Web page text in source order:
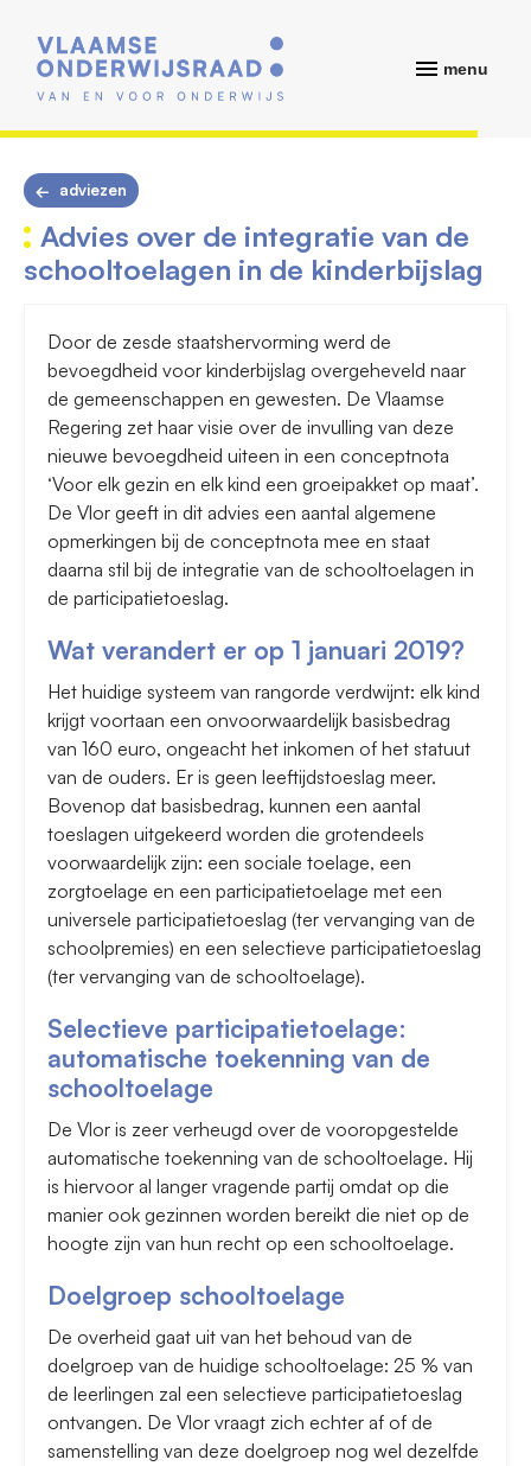
menu
adviezen
Advies over de integratie van de
schooltoelagen in de kinderbijslag
Door de zesde staatshervorming werd de
bevoegdheid voor kinderbijslag overgeheveld naar
de gemeenschappen en gewesten. De Vlaamse
Regering zet haar visie over de invulling van deze
nieuwe bevoegdheid uiteen in een conceptnota
‘Voor elk gezin en elk kind een groeipakket op maat’.
De Vlor geeft in dit advies een aantal algemene
opmerkingen bij de conceptnota mee en staat
daarna stil bij de integratie van de schooltoelagen in
de participatietoeslag.
Wat verandert er op 1 januari 2019?
Het huidige systeem van rangorde verdwijnt: elk kind
krijgt voortaan een onvoorwaardelijk basisbedrag
van 160 euro, ongeacht het inkomen of het statuut
van de ouders. Er is geen leeftijdstoeslag meer.
Bovenop dat basisbedrag, kunnen een aantal
toeslagen uitgekeerd worden die grotendeels
voorwaardelijk zijn: een sociale toelage, een
zorgtoelage en een participatietoelage met een
universele participatietoeslag (ter vervanging van de
schoolpremies) en een selectieve participatietoeslag
(ter vervanging van de schooltoelage).
Selectieve participatietoelage:
automatische toekenning van de
schooltoelage
De Vlor is zeer verheugd over de vooropgestelde
automatische toekenning van de schooltoelage. Hij
is hiervoor al langer vragende partij omdat op die
manier ook gezinnen worden bereikt die niet op de
hoogte zijn van hun recht op een schooltoelage.
Doelgroep schooltoelage
De overheid gaat uit van het behoud van de
doelgroep van de huidige schooltoelage: 25 % van
de leerlingen zal een selectieve participatietoeslag
ontvangen. De Vlor vraagt zich echter af of de
samenstelling van deze doelgroep nog wel dezelfde